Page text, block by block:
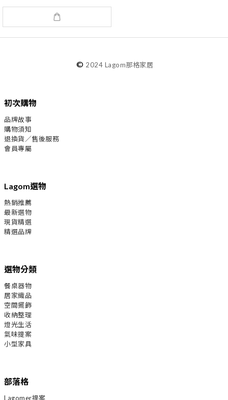
© 2024 Lagom那格家居
初次購物
品牌故事
購物須知
退換貨／售後服務
會員專屬
Lagom選物
熱銷推薦
最新選物
現貨精選
精選品牌
選物分類
餐桌器物
居家織品
空間擺飾
收納整理
燈光生活
氣味提案
小型家具
部落格
Lagomer提案